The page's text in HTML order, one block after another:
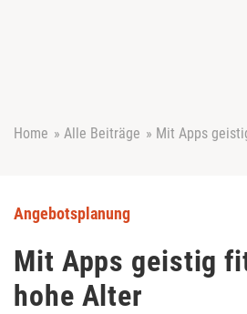
Home » Alle Beiträge » Mit Apps
Angebotsplanung
Mit Apps geistig
hohe Alter